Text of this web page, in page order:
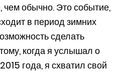
чем обычно. Это событие,
в период зимних
сделать
когда я услышал о
года, я схватил свой